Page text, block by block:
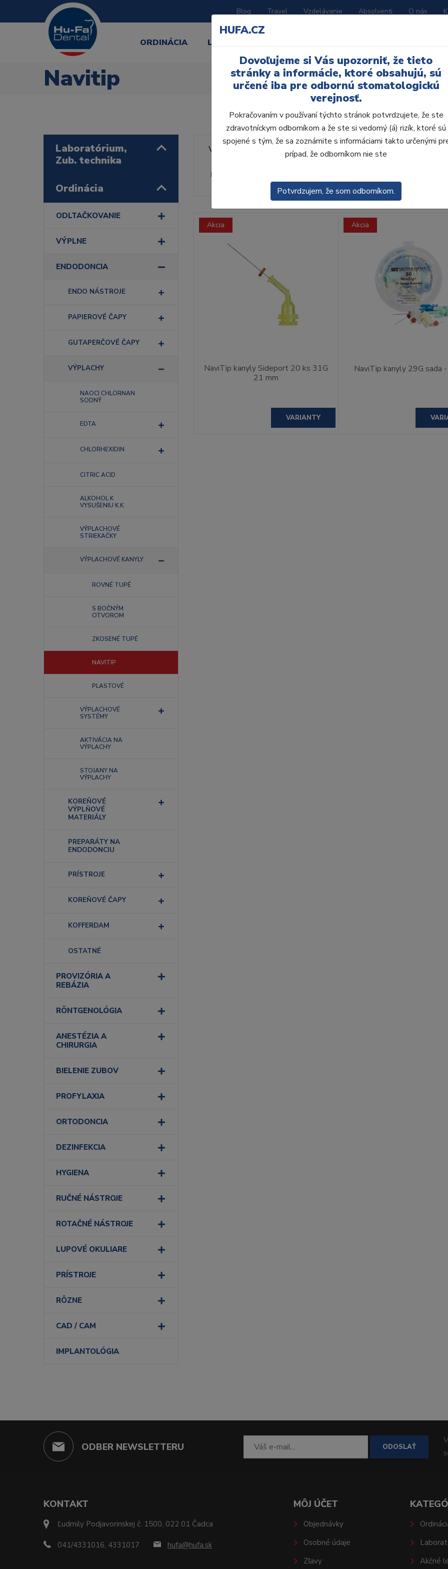
Blog Travel Vzdelávanie Absolventi O nás
ORDINÁCIA LABORATÓRIUM
Navitip
Laboratórium,
Zub. technika
Ordinácia
ODLTAČKOVANIE
VÝPLNE
ENDODONCIA
ENDO NÁSTROJE
PAPIEROVÉ ČAPY
GUTAPERČOVÉ ČAPY
VÝPLACHY
NAOCI CHLORNAN
SODNÝ
EDTA
CHLORHEXIDIN
CITRIC ACID
ALKOHOL K
VYSUŠENIU K.K.
VÝPLACHOVÉ
STRIEKAČKY
VÝPLACHOVÉ KANYLY
ROVNÉ TUPÉ
S BOČNÝM
OTVOROM
ZKOSENÉ TUPÉ
NAVITIP
PLASTOVÉ
VÝPLACHOVÉ
SYSTÉMY
AKTIVÁCIA NA
VÝPLACHY
STOJANY NA
VÝPLACHY
KOREŇOVÉ
VÝPLŇOVÉ
MATERIÁLY
PREPARÁTY NA
ENDODONCIU
PRÍSTROJE
KOREŇOVÉ ČAPY
KOFFERDAM
OSTATNÉ
PROVIZÓRIA A
REBÁZIA
RÖNTGENOLÓGIA
ANESTÉZIA A
CHIRURGIA
BIELENIE ZUBOV
PROFYLAXIA
ORTODONCIA
DEZINFEKCIA
HYGIENA
RUČNÉ NÁSTROJE
ROTAČNÉ NÁSTROJE
LUPOVÉ OKULIARE
PRÍSTROJE
RÔZNE
CAD / CAM
IMPLANTOLÓGIA
Výrobca:
Radenie
Akcia
NaviTip kanyly Sideport 20 ks 31G
21 mm
VARIANTY
Akcia
NaviTip kanyly 29G sada
ODBER NEWSLETTERU ODOSLAŤ
KONTAKT
Ľudmily Podjavorinskej č. 1500, 022 01 Čadca
041/4331016, 4331017 hufa@hufa.sk
MÔJ ÚČET
Objednávky
Osobné údaje
Zľavy
Akčné
HUFA.CZ
Dovoľujeme si Vás upozorniť, že tieto
stránky a informácie, ktoré obsahujú, sú
určené iba pre odbornú stomatologickú
verejnosť.
Pokračovaním v používaní týchto stránok potvrdzujete, že ste
zdravotníckym odborníkom a že ste si vedomý (á) rizík, ktoré sú
spojené s tým, že sa zoznámite s informáciami takto určenými
prípad, že odborníkom nie ste
Potvrdzujem, že som odborníkom.